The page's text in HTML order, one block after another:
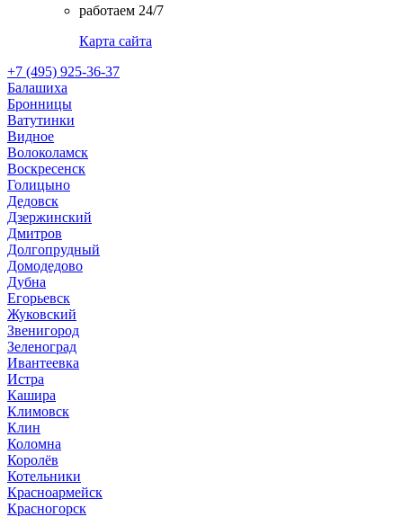
работаем 24/7
Карта сайта
+7 (495) 925-36-37
Балашиха
Бронницы
Ватутинки
Видное
Волоколамск
Воскресенск
Голицыно
Дедовск
Дзержинский
Дмитров
Долгопрудный
Домодедово
Дубна
Егорьевск
Жуковский
Звенигород
Зеленоград
Ивантеевка
Истра
Кашира
Климовск
Клин
Коломна
Королёв
Котельники
Красноармейск
Красногорск